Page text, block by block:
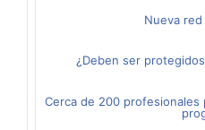
Nueva
¿Deben ser
Cerca de 200 profesionales